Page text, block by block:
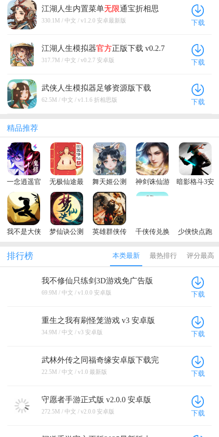
江湖人生内置菜单无限通宝折相思
版 v1.2.0 安卓 最新版
330.1M / 中文 / v1.2.0 安卓最新版 下载
江湖人生模拟器官方正版下载 v0.2.7
安卓版
317.7M / 中文 / v0.2.7 安卓版 下载
武侠人生模拟器足够资源版下载
v1.1.6 折相思版
62.5M / 中文 / v1.1.6 折相思版 下载
精品推荐
一念逍遥官
方版本2025
最新版本
无极仙途最
新版本
舞天姬公测
版
神剑诛仙游
戏情缘版
暗影格斗3安
我不是大侠
梦仙诀公测
英雄群侠传
千侠传兑换
少侠快点跑
排行榜 本类最新 最热排行 评分最高
我不修仙只练剑3D游戏免广告版
v1.0.0 安卓版
69.9M / 中文 / v1.0.0 安卓版 下载
重生之我有刷怪笼游戏 v3 安卓版
34.9M / 中文 / v3 安卓版 下载
武林外传之同福奇缘安卓版下载完
整版 v1.0 最新版
22.5M / 中文 / v1.0 最新版 下载
守愿者手游正式版 v2.0.0 安卓版
272.5M / 中文 / v2.0.0 安卓版 下载